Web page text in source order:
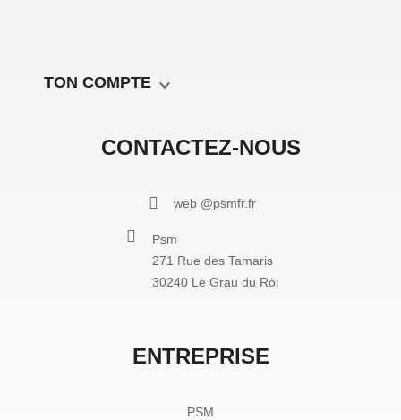
CONTACTEZ-NOUS
web @psmfr.fr
Psm
271 Rue des Tamaris
30240 Le Grau du Roi
TON COMPTE 
ENTREPRISE
PSM